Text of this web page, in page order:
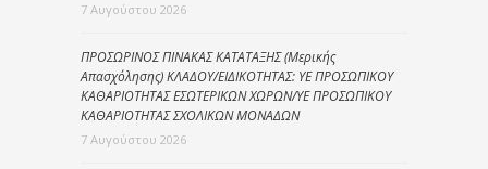
7 Αυγούστου 2026
ΠΡΟΣΩΡΙΝΟΣ ΠΙΝΑΚΑΣ ΚΑΤΑΤΑΞΗΣ (Μερικής
Απασχόλησης) ΚΛΑΔΟΥ/ΕΙΔΙΚΟΤΗΤΑΣ: ΥΕ ΠΡΟΣΩΠΙΚΟΥ
ΚΑΘΑΡΙΟΤΗΤΑΣ ΕΣΩΤΕΡΙΚΩΝ ΧΩΡΩΝ/ΥΕ ΠΡΟΣΩΠΙΚΟΥ
ΚΑΘΑΡΙΟΤΗΤΑΣ ΣΧΟΛΙΚΩΝ ΜΟΝΑΔΩΝ
7 Αυγούστου 2026